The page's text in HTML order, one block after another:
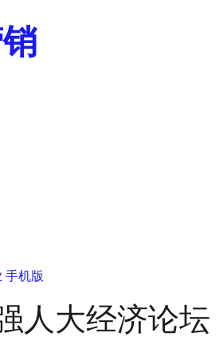
手机版
人大经济论